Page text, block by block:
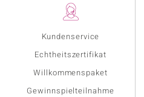
Kundenservice
Echtheitszertifikat
Willkommenspaket
Gewinnspielteilnahme